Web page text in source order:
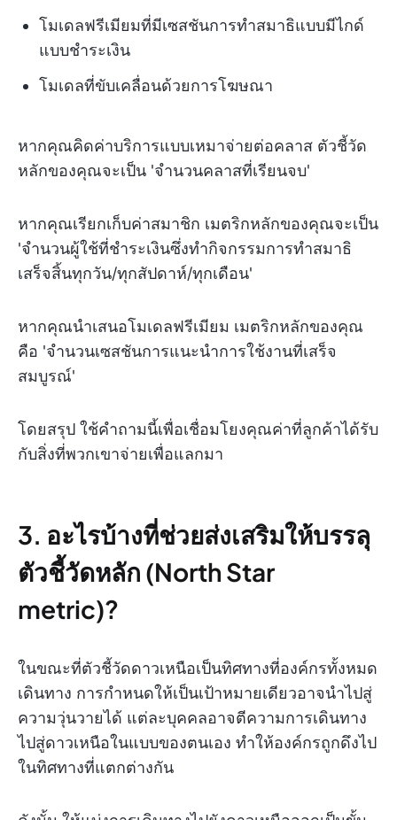
โมเดลฟรีเมียมที่มีเซสชันการทำสมาธิแบบมีไกด์
แบบชำระเงิน
โมเดลที่ขับเคลื่อนด้วยการโฆษณา
หากคุณคิดค่าบริการแบบเหมาจ่ายต่อคลาส ตัวชี้วัด
หลักของคุณจะเป็น 'จำนวนคลาสที่เรียนจบ'
หากคุณเรียกเก็บค่าสมาชิก เมตริกหลักของคุณจะเป็น
'จำนวนผู้ใช้ที่ชำระเงินซึ่งทำกิจกรรมการทำสมาธิ
เสร็จสิ้นทุกวัน/ทุกสัปดาห์/ทุกเดือน'
หากคุณนำเสนอโมเดลฟรีเมียม เมตริกหลักของคุณ
คือ 'จำนวนเซสชันการแนะนำการใช้งานที่เสร็จ
สมบูรณ์'
โดยสรุป ใช้คำถามนี้เพื่อเชื่อมโยงคุณค่าที่ลูกค้าได้รับ
กับสิ่งที่พวกเขาจ่ายเพื่อแลกมา
3. อะไรบ้างที่ช่วยส่งเสริมให้บรรลุ
ตัวชี้วัดหลัก (North Star
metric)?
ในขณะที่ตัวชี้วัดดาวเหนือเป็นทิศทางที่องค์กรทั้งหมด
เดินทาง การกำหนดให้เป็นเป้าหมายเดียวอาจนำไปสู่
ความวุ่นวายได้ แต่ละบุคคลอาจตีความการเดินทาง
ไปสู่ดาวเหนือในแบบของตนเอง ทำให้องค์กรถูกดึงไป
ในทิศทางที่แตกต่างกัน